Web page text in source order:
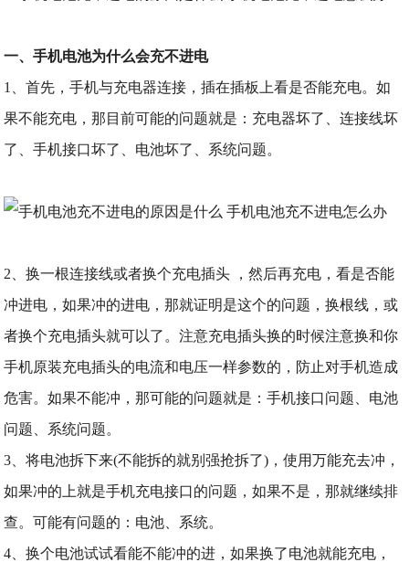
一、手机电池为什么会充不进电
1、首先，手机与充电器连接，插在插板上看是否能充电。如
果不能充电，那目前可能的问题就是：充电器坏了、连接线坏
了、手机接口坏了、电池坏了、系统问题。
2、换一根连接线或者换个充电插头 ，然后再充电，看是否能
冲进电，如果冲的进电，那就证明是这个的问题，换根线，或
者换个充电插头就可以了。注意充电插头换的时候注意换和你
手机原装充电插头的电流和电压一样参数的，防止对手机造成
危害。如果不能冲，那可能的问题就是：手机接口问题、电池
问题、系统问题。
3、将电池拆下来(不能拆的就别强抢拆了)，使用万能充去冲，
如果冲的上就是手机充电接口的问题，如果不是，那就继续排
查。可能有问题的：电池、系统。
4、换个电池试试看能不能冲的进，如果换了电池就能充电，